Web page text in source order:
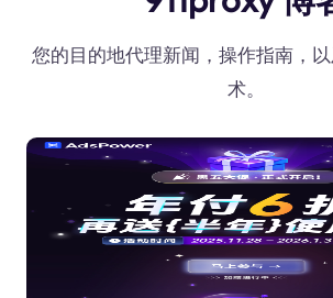
您的目的地代理新闻，操作指南，
术。